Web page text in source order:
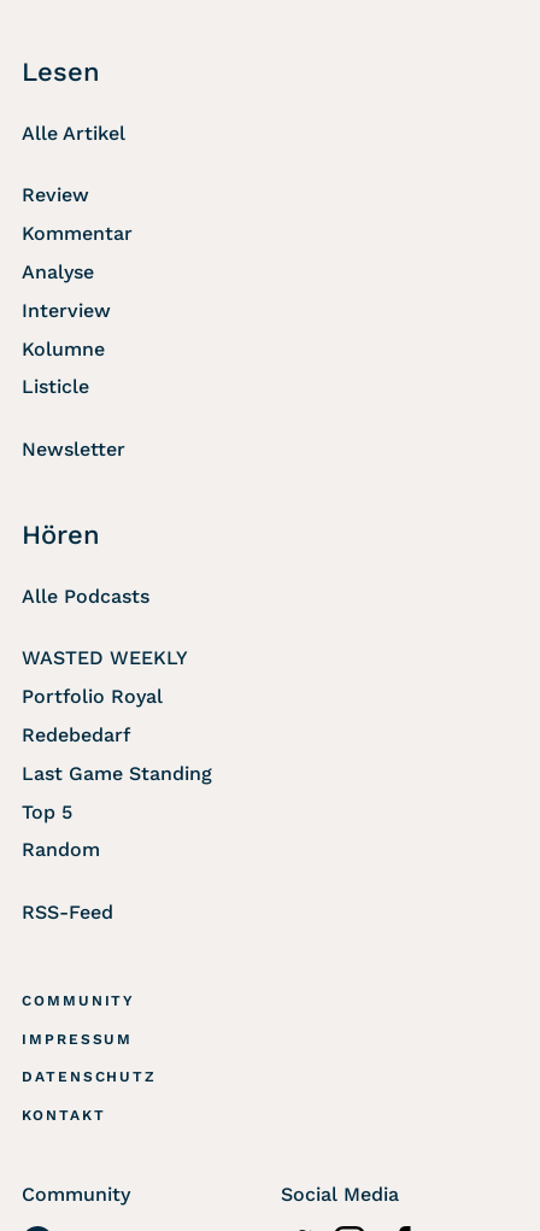
Lesen
Alle Artikel
Review
Kommentar
Analyse
Interview
Kolumne
Listicle
Newsletter
Hören
Alle Podcasts
WASTED WEEKLY
Portfolio Royal
Redebedarf
Last Game Standing
Top 5
Random
RSS-Feed
COMMUNITY
IMPRESSUM
DATENSCHUTZ
KONTAKT
Community Social Media